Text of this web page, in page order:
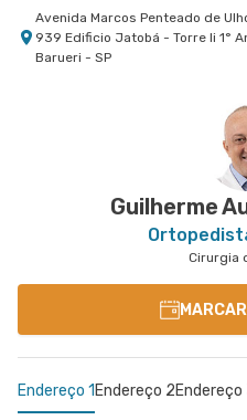
Avenida Marcos Penteado de
939 Edificio Jatobá - Torre Ii 1°
Barueri - SP
Hospital e Maternidade São Luiz
Avenida Andrade Neves nr. 863 -
Guilherme
Cirurgia
Endereço 1 Endereço 2Endereço